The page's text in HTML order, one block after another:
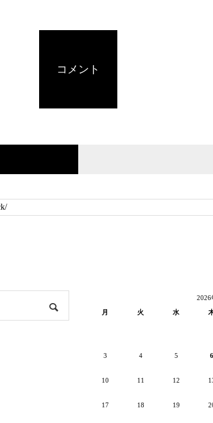
コメント
2026
月
火 水
3 4 5 6
10 11 12
17 18 19